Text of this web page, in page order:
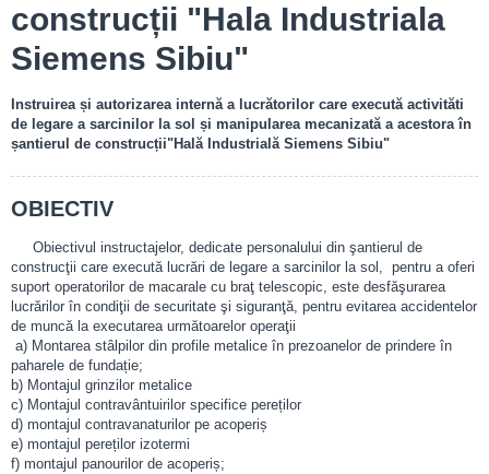
construcții "Hala Industriala
Siemens Sibiu"
Instruirea și autorizarea internă a lucrătorilor care execută activităti
de legare a sarcinilor la sol și manipularea mecanizată a acestora în
șantierul de construcții"Hală Industrială Siemens Sibiu"
OBIECTIV
Obiectivul instructajelor, dedicate personalului din şantierul de
construcţii care execută lucrări de legare a sarcinilor la sol, pentru a oferi
suport operatorilor de macarale cu braţ telescopic, este desfăşurarea
lucrărilor în condiţii de securitate şi siguranţă, pentru evitarea accidentelor
de muncă la executarea următoarelor operaţii
a) Montarea stâlpilor din profile metalice în prezoanelor de prindere în
paharele de fundație;
b) Montajul grinzilor metalice
c) Montajul contravântuirilor specifice pereților
d) montajul contravanaturilor pe acoperiș
e) montajul pereților izotermi
f) montajul panourilor de acoperiș;